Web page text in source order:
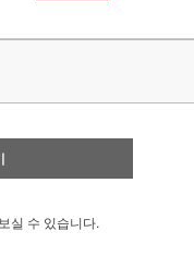
실 수 있습니다.